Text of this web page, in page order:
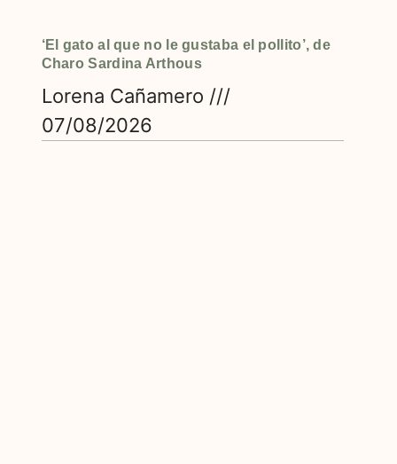
‘El gato al que no le gustaba el pollito’, de
Charo Sardina Arthous
Lorena Cañamero
07/08/2026